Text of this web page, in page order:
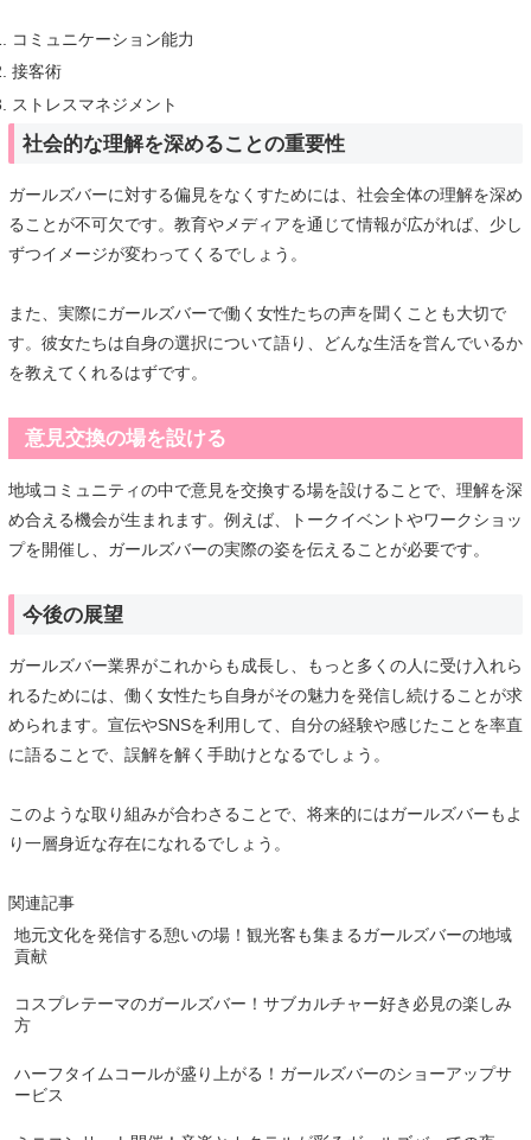
コミュニケーション能力
接客術
ストレスマネジメント
社会的な理解を深めることの重要性
ガールズバーに対する偏見をなくすためには、社会全体の理解を深め
ることが不可欠です。教育やメディアを通じて情報が広がれば、少し
ずつイメージが変わってくるでしょう。
また、実際にガールズバーで働く女性たちの声を聞くことも大切で
す。彼女たちは自身の選択について語り、どんな生活を営んでいるか
を教えてくれるはずです。
意見交換の場を設ける
地域コミュニティの中で意見を交換する場を設けることで、理解を深
め合える機会が生まれます。例えば、トークイベントやワークショッ
プを開催し、ガールズバーの実際の姿を伝えることが必要です。
今後の展望
ガールズバー業界がこれからも成長し、もっと多くの人に受け入れら
れるためには、働く女性たち自身がその魅力を発信し続けることが求
められます。宣伝やSNSを利用して、自分の経験や感じたことを率直
に語ることで、誤解を解く手助けとなるでしょう。
このような取り組みが合わさることで、将来的にはガールズバーもよ
り一層身近な存在になれるでしょう。
関連記事
地元文化を発信する憩いの場！観光客も集まるガールズバーの地域
貢献
コスプレテーマのガールズバー！サブカルチャー好き必見の楽しみ
方
ハーフタイムコールが盛り上がる！ガールズバーのショーアップサ
ービス